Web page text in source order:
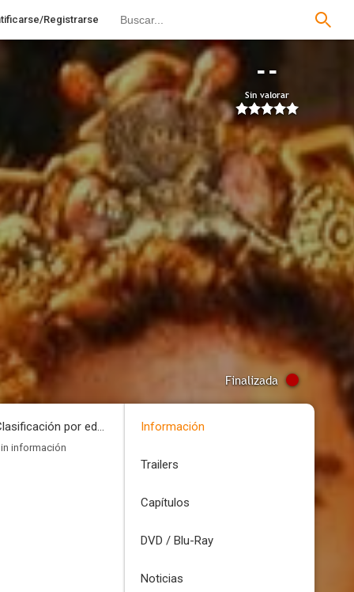
Registrarse
--
Sin valorar
Finalizada
Clasificación por edades
información
Información
Trailers
Capítulos
DVD / Blu-Ray
Noticias